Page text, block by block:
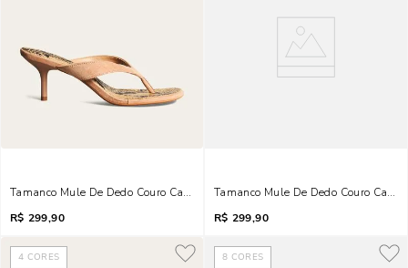
Tamanco Mule De Dedo Couro Camurça Salto Fino Bege Areia
R$ 299,90
Tamanco Mule De Dedo Couro
R$ 299,90
4 CORES 8 CORES